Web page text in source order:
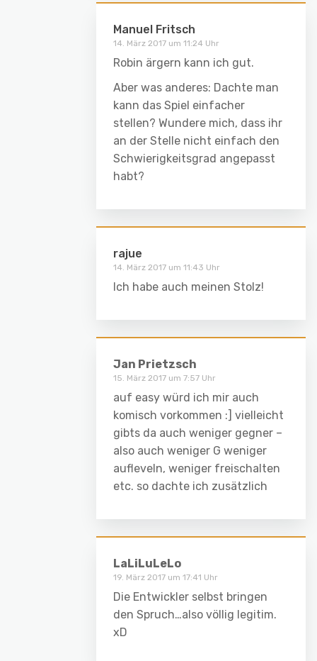
Manuel Fritsch
14. März 2017 um 11:24 Uhr
Robin ärgern kann ich gut.
Aber was anderes: Dachte man
kann das Spiel einfacher
stellen? Wundere mich, dass ihr
an der Stelle nicht einfach den
Schwierigkeitsgrad angepasst
habt?
rajue
14. März 2017 um 11:43 Uhr
Ich habe auch meinen Stolz!
Jan Prietzsch
15. März 2017 um 7:57 Uhr
auf easy würd ich mir auch
komisch vorkommen :] vielleicht
gibts da auch weniger gegner –
also auch weniger G weniger
aufleveln, weniger freischalten
etc. so dachte ich zusätzlich
LaLiLuLeLo
19. März 2017 um 17:41 Uhr
Die Entwickler selbst bringen
den Spruch…also völlig legitim.
xD